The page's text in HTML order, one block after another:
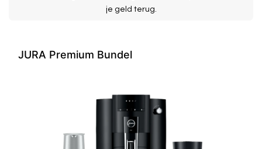
je geld terug.
JURA Premium Bundel